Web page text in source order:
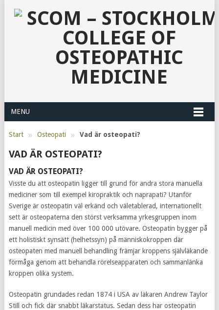
MENU
Start » Osteopati » Vad är osteopati?
VAD ÄR OSTEOPATI?
VAD ÄR OSTEOPATI?
Visste du att osteopatin ligger till grund för andra stora manuella
mediciner som till exempel kiropraktik och naprapati? Utanför
Sverige är osteopatin väl erkänd och väletablerad, internationellt
sett är osteopaterna den störst verksamma yrkesgruppen inom
manuell medicin med över 100 000 utövare. Osteopatin bygger på
ett holistiskt synsätt (helhetssyn) på människokroppen där
osteopaten med manuell behandling främjar kroppens självläkande
förmåga genom att behandla rörelseapparaten och sammanlänka
kroppen olika system.
Osteopatin grundades redan 1874 i USA av läkaren Andrew Taylor
Still och fick där snabbt läkarstatus. Sedan dess har osteopatin